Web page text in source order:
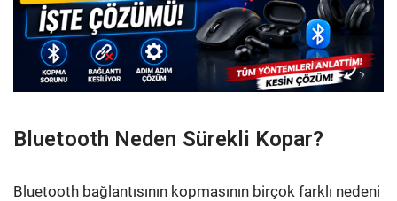
Bluetooth Neden Sürekli Kopar?
Bluetooth bağlantısının kopmasının birçok farklı nedeni